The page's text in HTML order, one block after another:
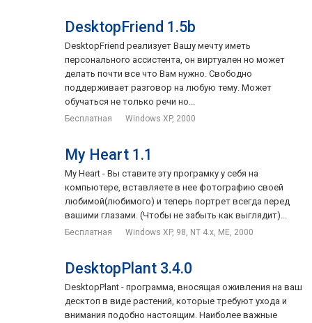
DesktopFriend 1.5b
DesktopFriend реализует Вашу мечту иметь
персонального ассистента, он виртуален но может
делать почти все что Вам нужно. Свободно
поддерживает разговор на любую тему. Может
обучаться не только речи но...
Бесплатная Windows XP, 2000
My Heart 1.1
My Heart - Вы ставите эту програмку у себя на
компьютере, вставляете в нее фотографию своей
любимой(любимого) и теперь портрет всегда перед
вашими глазами. (Чтобы не забыть как выглядит)...
Бесплатная Windows XP, 98, NT 4.x, ME, 2000
DesktopPlant 3.4.0
DesktopPlant - программа, вносящая оживления на ваш
десктоп в виде растений, которые требуют ухода и
внимания подобно настоящим. Наиболее важные